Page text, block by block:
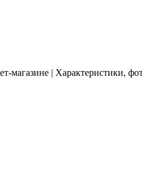
магазине | Характеристики,